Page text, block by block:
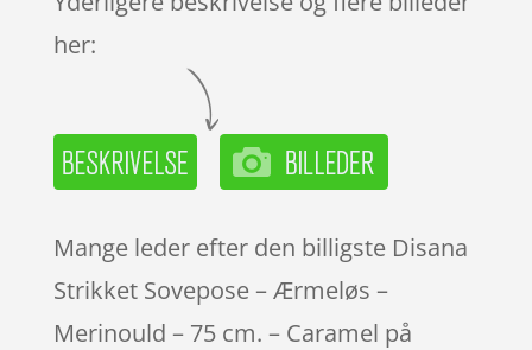
her:
Mange leder efter den billigste Disana
Strikket Sovepose – Ærmeløs –
Merinould – 75 cm. – Caramel på